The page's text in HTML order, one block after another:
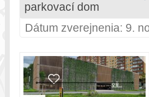
parkovací dom
Dátum zverejnenia: 9.